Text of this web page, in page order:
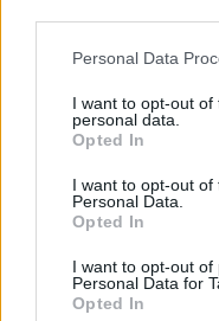
Please note that this
not limited to your visit
grant or deny consent
use your data for
consent section.
Personal Data
I want to opt-out
personal data.
Opted In
I want to opt-out of
Personal Data.
Opted In
I want to opt-out of
Personal Data for
Opted In